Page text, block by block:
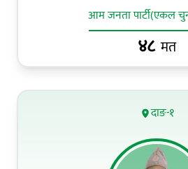
आम जनता पार्टी(एकल
४८मत
दाङ-१